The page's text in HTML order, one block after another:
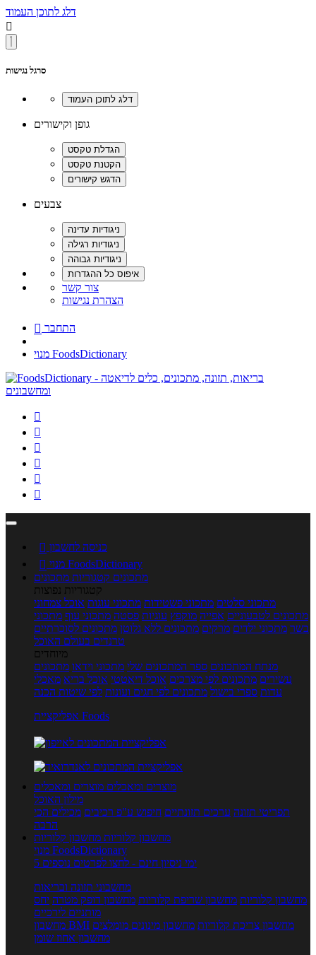
דלג לתוכן העמוד

סרגל נגישות
גופן וקישורים
צבעים
צור קשר
הצהרת נגישות
 התחבר
מנוי FoodsDictionary






 כניסה לחשבון

מנוי FoodsDictionary
מתכונים קטגוריות מתכונים
קטגוריות נפוצות
מתכוני סלטים מתכוני פשטידות מתכוני עוגות אוכל צמחוני
מתכונים לטבעוניים אפייה מוקפץ עוגיות פסטה מתכוני עוף מתכוני
בשר מתכוני ילדים מרקים מתכונים ללא גלוטן מתכונים לסוכרתיים
טרנדים בעולם האוכל
מיוחדים
מנתח המתכונים ספר המתכונים שלי מתכוני וידאו מתכונים
עשירים מתכונים לפי מצרכים אוכל דיאטטי אוכל בריא מאכלי
עדות ספרי בישול מתכונים לפי חגים ועונות לפי שיטות הכנה
אפליקציית Foods
מוצרים ומאכלים מוצרים ומאכלים
מילון האוכל
תפריטי תזונה ערכים תזונתיים חיפוש ע"פ רכיבים מכילים הכי
הרבה
מחשבון קלוריות מחשבון קלוריות
מנוי FoodsDictionary
5 ימי ניסיון חינם - לחצו לפרטים נוספים
מחשבוני תזונה ובריאות
מחשבון קלוריות מחשבון שריפת קלוריות מחשבון דופק מטרה יחס
מותניים לירכיים
מחשבון BMI
מחשבון צריכת קלוריות מחשבון מינונים מומלצים
מחשבון אחוז שומן